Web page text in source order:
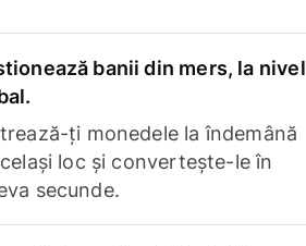
banii din mers, la nivel
ți monedele la îndemână
loc și convertește-le în
secunde.